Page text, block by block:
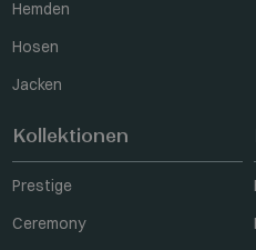
Hemden
Hosen
Jacken
Kollektionen
Prestige
Ceremony